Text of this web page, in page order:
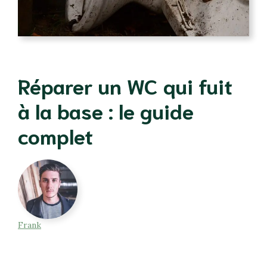
Réparer un WC qui fuit
à la base : le guide
complet
Frank